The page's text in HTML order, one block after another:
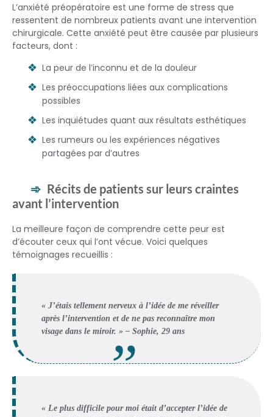
L’anxiété préopératoire est une forme de stress que
ressentent de nombreux patients avant une intervention
chirurgicale. Cette anxiété peut être causée par plusieurs
facteurs, dont :
La peur de l’inconnu et de la douleur
Les préoccupations liées aux complications
possibles
Les inquiétudes quant aux résultats esthétiques
Les rumeurs ou les expériences négatives
partagées par d’autres
Récits de patients sur leurs craintes
avant l’intervention
La meilleure façon de comprendre cette peur est
d’écouter ceux qui l’ont vécue. Voici quelques
témoignages recueillis :
« J’étais tellement nerveux à l’idée de me réveiller
après l’intervention et de ne pas reconnaître mon
visage dans le miroir. » – Sophie, 29 ans
« Le plus difficile pour moi était d’accepter l’idée de